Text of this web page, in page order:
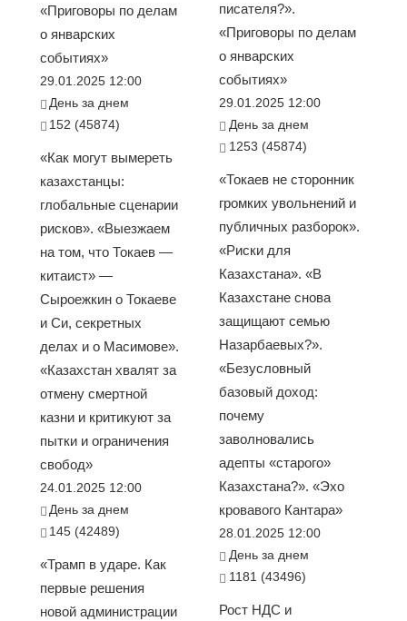
«Приговоры по делам
о январских
событиях»
29.01.2025 12:00
День за днем
152 (45874)
«Как могут вымереть
казахстанцы:
глобальные сценарии
рисков». «Выезжаем
на том, что Токаев —
китаист» —
Сыроежкин о Токаеве
и Си, секретных
делах и о Масимове».
«Казахстан хвалят за
отмену смертной
казни и критикуют за
пытки и ограничения
свобод»
24.01.2025 12:00
День за днем
145 (42489)
«Трамп в ударе. Как
первые решения
новой администрации
писателя?».
«Приговоры по делам
о январских
событиях»
29.01.2025 12:00
День за днем
1253 (45874)
«Токаев не сторонник
громких увольнений и
публичных разборок».
«Риски для
Казахстана». «В
Казахстане снова
защищают семью
Назарбаевых?».
«Безусловный
базовый доход:
почему
заволновались
адепты «старого»
Казахстана?». «Эхо
кровавого Кантара»
28.01.2025 12:00
День за днем
1181 (43496)
Рост НДС и